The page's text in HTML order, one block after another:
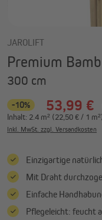
JAROLIFT
Premium
300 cm
-10% 53,99 €
Inhalt: 2.4 m² (22,50 € / 1
Inkl. MwSt. zzgl. Versandkosten
Einzigartige
Mit Draht
Einfache
Pflegeleicht: feucht